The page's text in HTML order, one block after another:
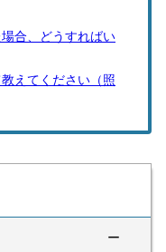
合、どうすればい
えてください（照
ー